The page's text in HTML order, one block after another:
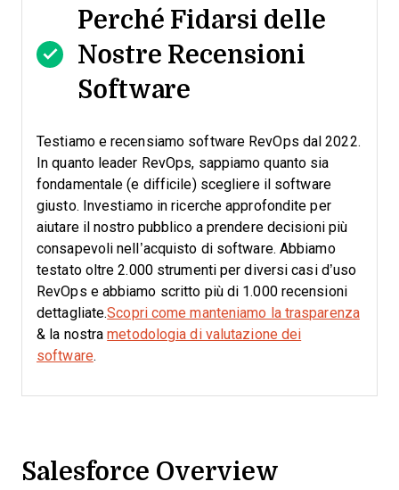
Perché Fidarsi delle
Nostre Recensioni
Software
Testiamo e recensiamo software RevOps dal 2022.
In quanto leader RevOps, sappiamo quanto sia
fondamentale (e difficile) scegliere il software
giusto. Investiamo in ricerche approfondite per
aiutare il nostro pubblico a prendere decisioni più
consapevoli nell’acquisto di software. Abbiamo
testato oltre 2.000 strumenti per diversi casi d’uso
RevOps e abbiamo scritto più di 1.000 recensioni
dettagliate.Scopri come manteniamo la trasparenza
& la nostrametodologia di valutazione dei
software.
Salesforce Overview